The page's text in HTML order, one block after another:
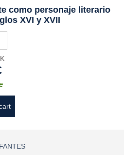
como personaje literario
XVI y XVII